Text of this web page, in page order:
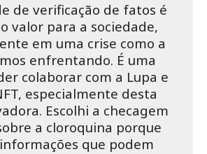
de verificação de fatos é
valor para a sociedade,
em uma crise como a
enfrentando. É uma
colaborar com a Lupa e
especialmente desta
Escolhi a checagem
a cloroquina porque
que podem